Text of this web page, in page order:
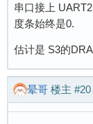
串口接上
度条始终是0.
估计是 S3的
晕哥 楼主 #20